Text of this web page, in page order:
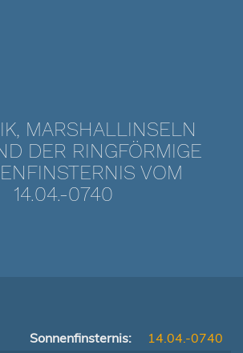
MARSHALLINSELN
DER RINGFÖRMIGE
VOM
14.04.-0740
Sonnenfinsternis:
14.04.-0740